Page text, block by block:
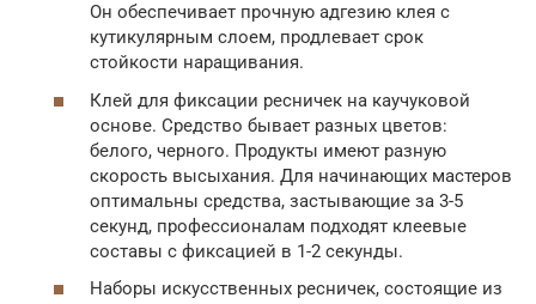
Он обеспечивает прочную адгезию клея с
кутикулярным слоем, продлевает срок
стойкости наращивания.
Клей для фиксации ресничек на каучуковой
основе. Средство бывает разных цветов:
белого, черного. Продукты имеют разную
скорость высыхания. Для начинающих мастеров
оптимальны средства, застывающие за 3-5
секунд, профессионалам подходят клеевые
составы с фиксацией в 1-2 секунды.
Наборы искусственных ресничек, состоящие из